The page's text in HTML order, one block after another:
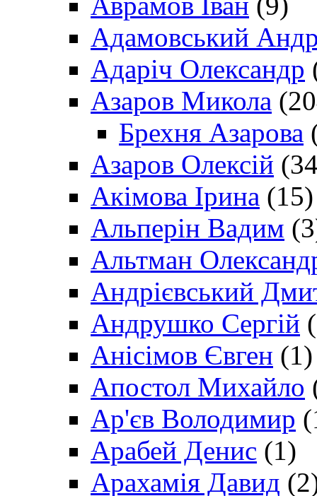
Адамовський
Адаріч Олександр
Азаров Микола
Брехня Азарова
Азаров Олексій
Акімова Ірина (15)
Альперін Вадим
Альтман
Андрієвський
Андрушко Сергій
Анісімов Євген (1)
Апостол Михайло
Ар'єв Володимир
Арабей Денис (1)
Арахамія Давид